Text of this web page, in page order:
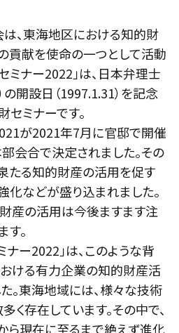
、東海地区における知的財
貢献を使命の一つとして活動
ミナー2022」は、日本弁理士
開設日（1997.1.31）を記念
ミナーです。
が2021年7月に官邸で開催
会合で決定されました。その
たる知的財産の活用を促す
化などが盛り込まれました。
財産の活用は今後ますます注
。
ー2022」は、このような背
おける有力企業の知的財産活
。東海地域には、様々な技術
存在しています。その中で、
ら現在に至るまで絶えず進化